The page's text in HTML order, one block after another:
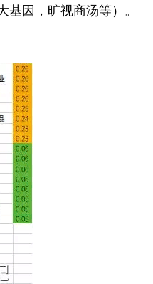
因，旷视商汤等）。